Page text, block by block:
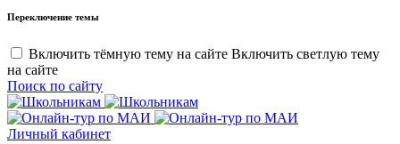
Переключение темы
Включить тёмную тему на сайте Включить светлую тему
на сайте
Поиск по сайту
Личный кабинет